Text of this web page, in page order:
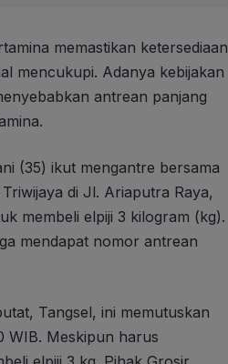
memastikan ketersediaan
mencukupi. Adanya kebijakan
antrean panjang
(35) ikut mengantre bersama
di Jl. Ariaputra Raya,
membeli elpiji 3 kilogram (kg).
mendapat nomor antrean
Tangsel, ini memutuskan
WIB. Meskipun harus